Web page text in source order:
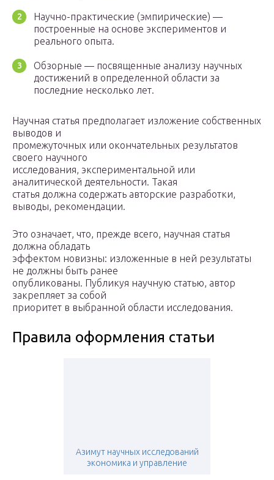
Научно-практические (эмпирические) —
построенные на основе экспериментов и
реального опыта.
Обзорные — посвященные анализу научных
достижений в определенной области за
последние несколько лет.
Научная статья предполагает изложение собственных
выводов и
промежуточных или окончательных результатов
своего научного
исследования, экспериментальной или
аналитической деятельности. Такая
статья должна содержать авторские разработки,
выводы, рекомендации.
Это означает, что, прежде всего, научная статья
должна обладать
эффектом новизны: изложенные в ней результаты
не должны быть ранее
опубликованы. Публикуя научную статью, автор
закрепляет за собой
приоритет в выбранной области исследования.
Правила оформления статьи
Азимут научных исследований
экономика и управление